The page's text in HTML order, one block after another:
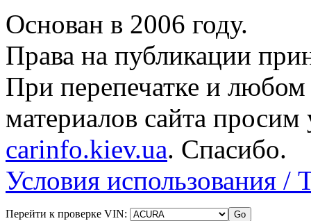
Основан в 2006 году.
Права на публикации
При перепечатке и
материалов сайта просим
carinfo.kiev.ua. Спасибо.
Условия использования /
Перейти к проверке VIN: